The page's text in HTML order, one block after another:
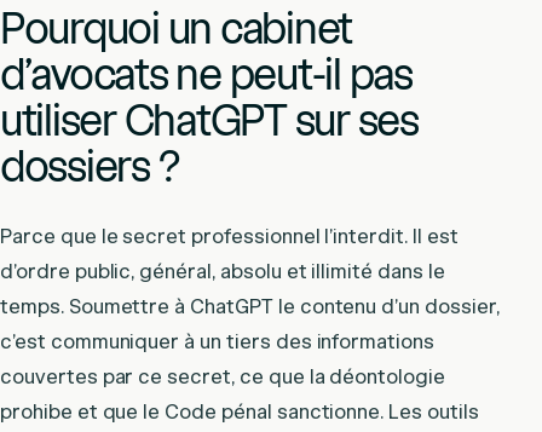
Pourquoi un cabinet
d’avocats ne peut-il pas
utiliser ChatGPT sur ses
dossiers ?
Parce que le secret professionnel l’interdit. Il est
d’ordre public, général, absolu et illimité dans le
temps. Soumettre à ChatGPT le contenu d’un dossier,
c’est communiquer à un tiers des informations
couvertes par ce secret, ce que la déontologie
prohibe et que le Code pénal sanctionne. Les outils